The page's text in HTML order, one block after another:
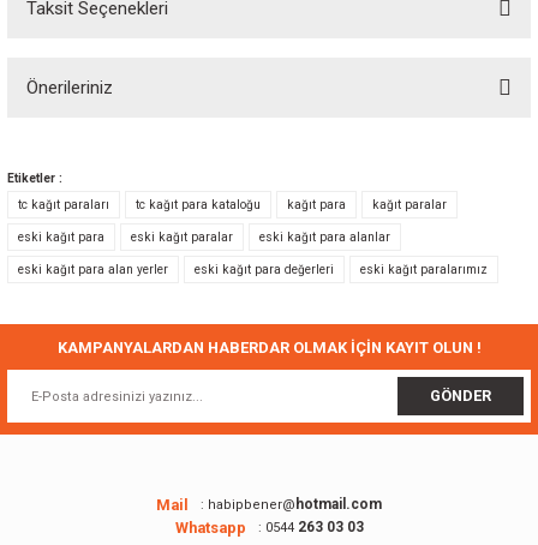
Taksit Seçenekleri
Önerileriniz
Görüş ve önerileriniz için teşekkür ederiz.
Ürün resmi kalitesiz, bozuk veya görüntülenemiyor.
Ürün bilgilerinde hatalar bulunuyor.
Ürün fiyatı diğer sitelerden daha pahalı.
Bu ürüne benzer farklı alternatifler olmalı.
Etiketler :
tc kağıt paraları
tc kağıt para kataloğu kağıt para kağıt paralar
eski kağıt para eski kağıt paralar eski kağıt para alanlar
eski kağıt para alan yerler eski kağıt para değerleri eski kağıt paralarımız
KAMPANYALARDAN HABERDAR OLMAK İÇİN KAYIT OLUN !
GÖNDER
Mail : habipbener@ hotmail.com
Whatsapp : 0544263 03 03